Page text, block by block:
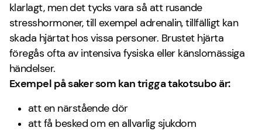
klarlagt, men det tycks vara så att rusande
stresshormoner, till exempel adrenalin, tillfälligt kan
skada hjärtat hos vissa personer. Brustet hjärta
föregås ofta av intensiva fysiska eller känslomässiga
händelser.
Exempel på saker som kan trigga takotsubo är:
att en närstående dör
att få besked om en allvarlig sjukdom